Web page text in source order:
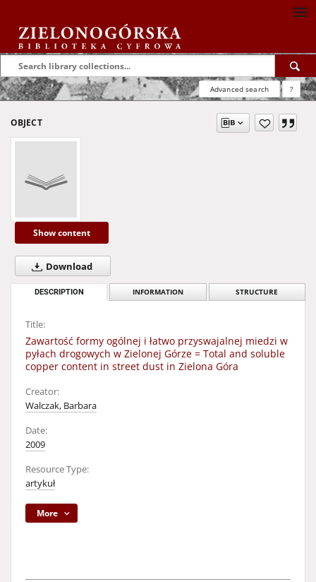
Advanced search ?
OBJECT
Show content
Download
DESCRIPTION INFORMATION STRUCTURE
Title:
Zawartość formy ogólnej i łatwo przyswajalnej miedzi w
pyłach drogowych w Zielonej Górze = Total and soluble
copper content in street dust in Zielona Góra
Creator:
Walczak, Barbara
Date:
2009
Resource Type:
artykuł
More